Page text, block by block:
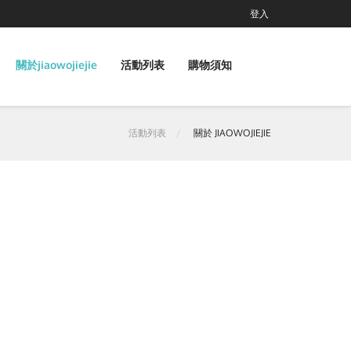
登入
關於jiaowojiejie 活動列表 購物須知
活動列表 關於 JIAOWOJIEJIE